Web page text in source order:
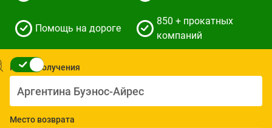
Помощь на дороге
850 + прокатных
компаний
Место получения
Место возврата